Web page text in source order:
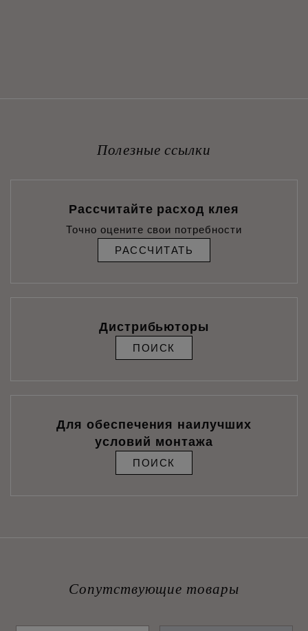
Полезные ссылки
Рассчитайте расход клея
Точно оцените свои потребности
РАССЧИТАТЬ
Дистрибьюторы
ПОИСК
Для обеспечения наилучших
условий монтажа
ПОИСК
Сопутствующие товары